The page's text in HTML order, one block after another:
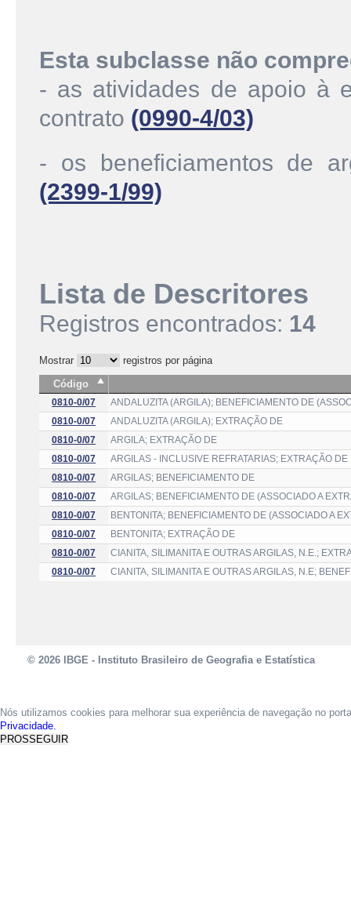
Esta subclasse não
- as atividades de apoio à
contrato (0990-4/03)
- os beneficiamentos de
(2399-1/99)
Lista de Descritores
Registros encontrados: 14
Mostrar
registros por página
Código
0810-0/07
ANDALUZITA (ARGILA); BENEFICIAMENTO DE
0810-0/07
ANDALUZITA (ARGILA); EXTRAÇÃO DE
0810-0/07
ARGILA; EXTRAÇÃO DE
0810-0/07
ARGILAS - INCLUSIVE REFRATARIAS; EXTRAÇÃO DE
0810-0/07
ARGILAS; BENEFICIAMENTO DE
0810-0/07
ARGILAS; BENEFICIAMENTO DE (ASSOCIADO A
0810-0/07
BENTONITA; BENEFICIAMENTO DE (ASSOCIADO A
0810-0/07
BENTONITA; EXTRAÇÃO DE
0810-0/07
CIANITA, SILIMANITA E OUTRAS ARGILAS, N.E.;
0810-0/07
CIANITA, SILIMANITA E OUTRAS ARGILAS, N.E;
© 2026 IBGE - Instituto Brasileiro de Geografia e Estatística
Nós utilizamos cookies para melhorar sua experiência de navegação no
Privacidade.
PROSSEGUIR